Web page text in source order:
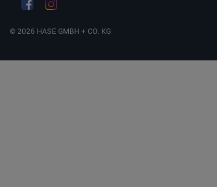
© 2026 HASE GMBH + CO. KG